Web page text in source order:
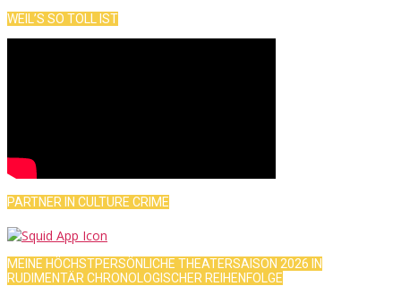
WEIL’S SO TOLL IST
PARTNER IN CULTURE CRIME
MEINE HÖCHSTPERSÖNLICHE THEATERSAISON 2026 IN
RUDIMENTÄR CHRONOLOGISCHER REIHENFOLGE